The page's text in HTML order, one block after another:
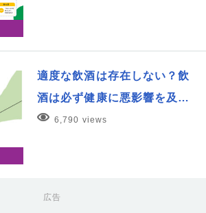
適度な飲酒は存在しない？飲
酒は必ず健康に悪影響を及…
6,790 views
広告